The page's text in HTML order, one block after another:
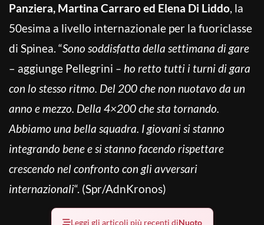
Panziera, Martina Carraro ed Elena Di Liddo, la
50esima a livello internazionale per la fuoriclasse
di Spinea. “Sono soddisfatta della settimana di gare
– aggiunge Pellegrini – ho retto tutti i turni di gara
con lo stesso ritmo. Del 200 che non nuotavo da un
anno e mezzo. Della 4×200 che sta tornando.
Abbiamo una bella squadra. I giovani si stanno
integrando bene e si stanno facendo rispettare
crescendo nel confronto con gli avversari
internazionali“. (Spr/AdnKronos)
Leggi gli articoli più recenti diNuoto